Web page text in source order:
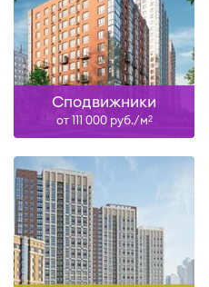
Сподвижники
от 111 000 руб./м2